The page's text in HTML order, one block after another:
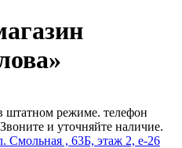
штатном режиме. телефон
и уточняйте наличие.
Смольная , 63Б, этаж 2, е-26